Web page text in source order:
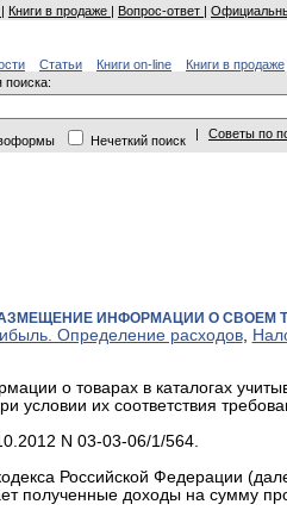
| Книги в продаже | Вопрос-ответ |
Статьи Книги on-line Книги в продаже
поиска:
Нечеткий поиск | Советы по
ИНФОРМАЦИИ О СВОЕМ
Определение расходов,
о товарах в каталогах
условии их соответствия
N 03-03-06/1/564.
Российской Федерации
полученные доходы на сумму